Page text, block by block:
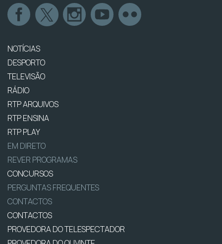
NOTÍCIAS
DESPORTO
TELEVISÃO
RÁDIO
RTP ARQUIVOS
RTP ENSINA
RTP PLAY
EM DIRETO
REVER PROGRAMAS
CONCURSOS
PERGUNTAS FREQUENTES
CONTACTOS
CONTACTOS
PROVEDORA DO TELESPECTADOR